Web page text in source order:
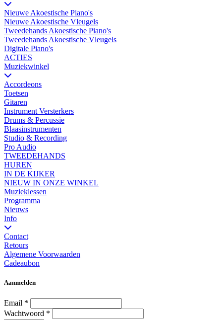
Nieuwe Akoestische Piano's
Nieuwe Akoestische Vleugels
Tweedehands Akoestische Piano's
Tweedehands Akoestische Vleugels
Digitale Piano's
ACTIES
Muziekwinkel
Accordeons
Toetsen
Gitaren
Instrument Versterkers
Drums & Percussie
Blaasinstrumenten
Studio & Recording
Pro Audio
TWEEDEHANDS
HUREN
IN DE KIJKER
NIEUW IN ONZE WINKEL
Muzieklessen
Programma
Nieuws
Info
Contact
Retours
Algemene Voorwaarden
Cadeaubon
Aanmelden
Email *
Wachtwoord *